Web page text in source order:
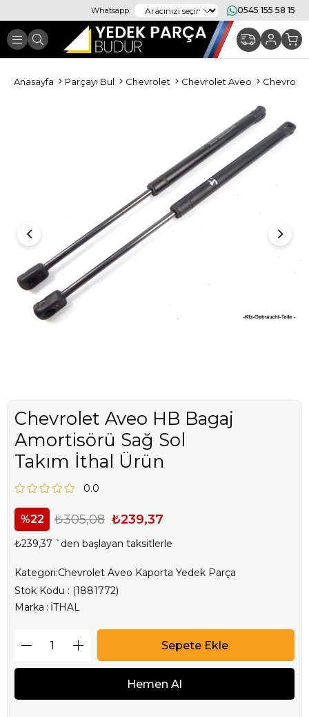
Whatsapp 0545 155 58 15
Anasayfa Parçayı Bul Chevrolet Chevrolet Aveo
Chevrolet Aveo HB Bagaj
Amortisörü Sağ Sol
Takım İthal Ürün
0.0
22 ₺305,08 ₺239,37
₺239,37 `den başlayan taksitlerle
Kategori:Chevrolet Aveo Kaporta Yedek Parça
Stok Kodu
(1881772)
Marka : İTHAL